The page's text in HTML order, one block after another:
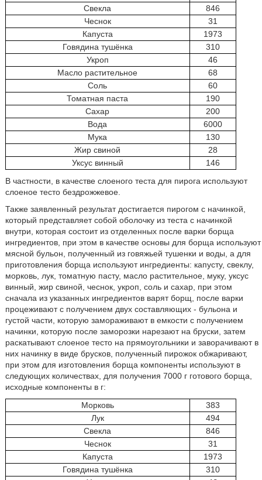
Свекла
846
Чеснок
31
Капуста
1973
Говядина тушёнка
310
Укроп
46
Масло растительное
68
Соль
60
Томатная паста
190
Сахар
200
Вода
6000
Мука
130
Жир свиной
28
Уксус винный
146
В частности, в качестве слоеного теста для пирога используют
слоеное тесто бездрожжевое.
Также заявленный результат достигается пирогом с начинкой,
который представляет собой оболочку из теста с начинкой
внутри, которая состоит из отделенных после варки борща
ингредиентов, при этом в качестве основы для борща используют
мясной бульон, полученный из говяжьей тушенки и воды, а для
приготовления борща используют ингредиенты: капусту, свеклу,
морковь, лук, томатную пасту, масло растительное, муку, уксус
винный, жир свиной, чеснок, укроп, соль и сахар, при этом
сначала из указанных ингредиентов варят борщ, после варки
процеживают с получением двух составляющих - бульона и
густой части, которую замораживают в емкости с получением
начинки, которую после заморозки нарезают на бруски, затем
раскатывают слоеное тесто на прямоугольники и заворачивают в
них начинку в виде брусков, полученный пирожок обжаривают,
при этом для изготовления борща компоненты используют в
следующих количествах, для получения 7000 г готового борща,
исходные компоненты в г:
Морковь
383
Лук
494
Свекла
846
Чеснок
31
Капуста
1973
Говядина тушёнка
310